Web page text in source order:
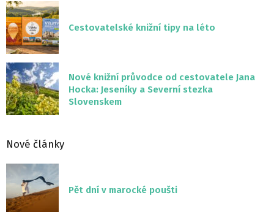
Cestovatelské knižní tipy na léto
Nové knižní průvodce od cestovatele Jana
Hocka: Jeseníky a Severní stezka
Slovenskem
Nové články
Pět dní v marocké poušti